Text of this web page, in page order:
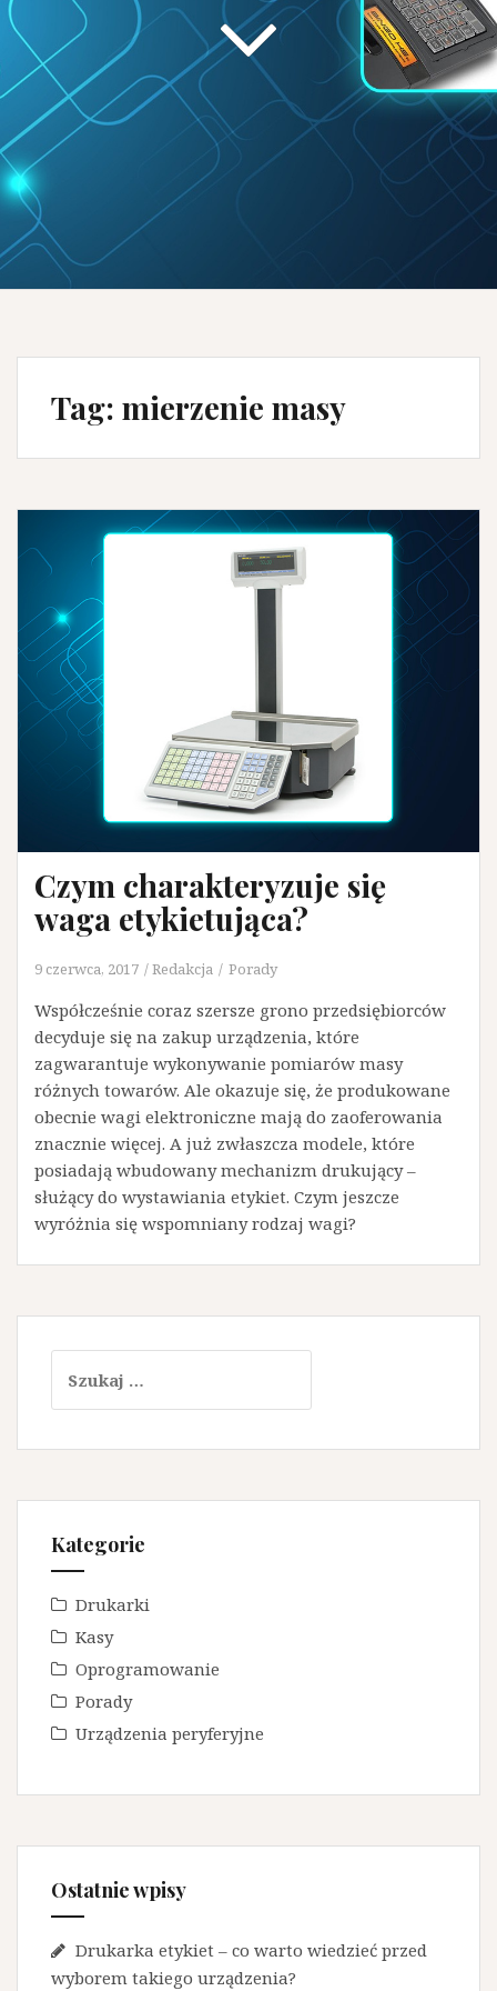
Tag: mierzenie masy
Czym charakteryzuje się
waga etykietująca?
9 czerwca, 2017 Redakcja Porady
Współcześnie coraz szersze grono przedsiębiorców
decyduje się na zakup urządzenia, które
zagwarantuje wykonywanie pomiarów masy
różnych towarów. Ale okazuje się, że produkowane
obecnie wagi elektroniczne mają do zaoferowania
znacznie więcej. A już zwłaszcza modele, które
posiadają wbudowany mechanizm drukujący –
służący do wystawiania etykiet. Czym jeszcze
wyróżnia się wspomniany rodzaj wagi?
Kategorie
Drukarki
Kasy
Oprogramowanie
Porady
Urządzenia peryferyjne
Ostatnie wpisy
Drukarka etykiet – co warto wiedzieć przed
wyborem takiego urządzenia?